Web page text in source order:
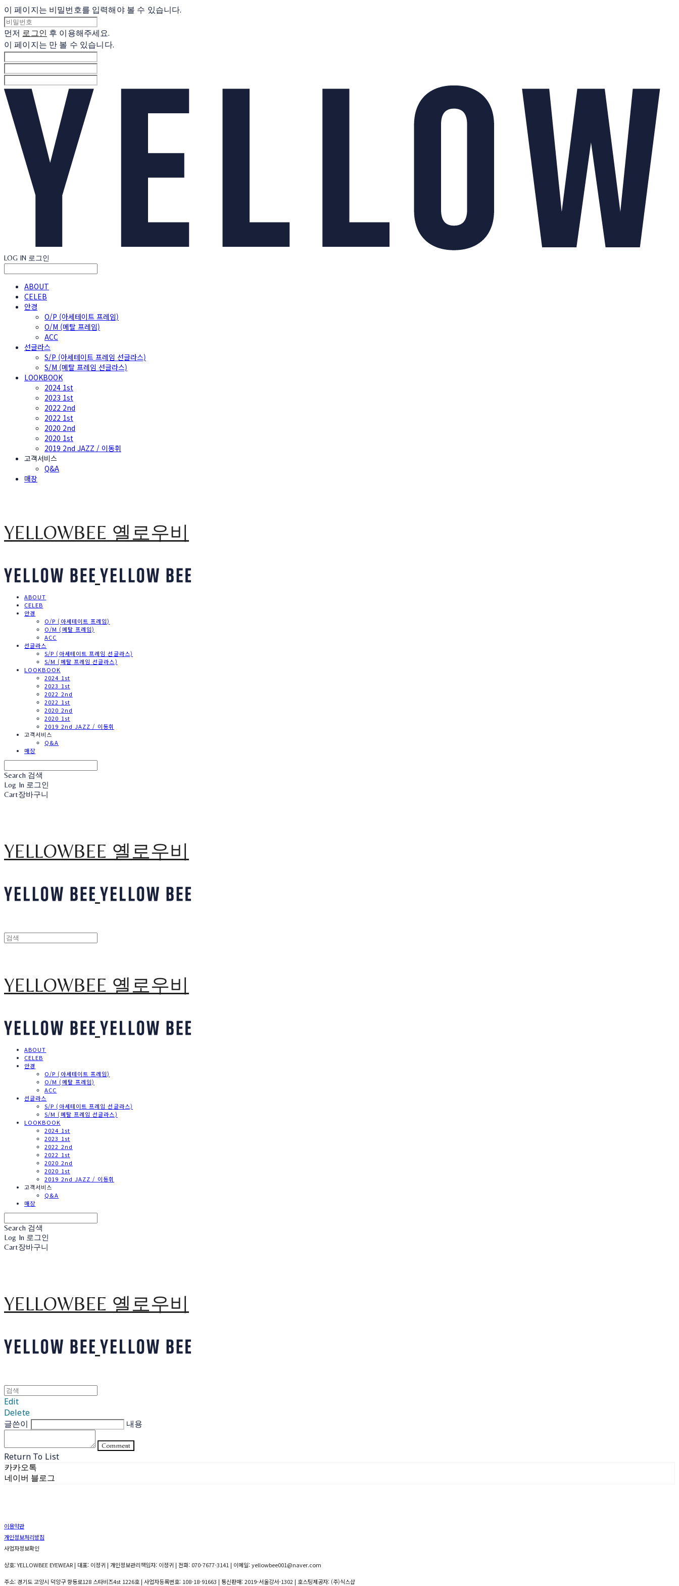
이 페이지는 비밀번호를 입력해야 볼 수 있습니다.
먼저 로그인 후 이용해주세요.
이 페이지는 만 볼 수 있습니다.
LOG IN 로그인
ABOUT
CELEB
안경
O/P (아세테이트 프레임)
O/M (메탈 프레임)
ACC
선글라스
S/P (아세테이트 프레임 선글라스)
S/M (메탈 프레임 선글라스)
LOOKBOOK
2024 1st
2023 1st
2022 2nd
2022 1st
2020 2nd
2020 1st
2019 2nd JAZZ / 이동휘
고객서비스
Q&A
매장
YELLOWBEE 옐로우비
ABOUT
CELEB
안경
O/P (아세테이트 프레임)
O/M (메탈 프레임)
ACC
선글라스
S/P (아세테이트 프레임 선글라스)
S/M (메탈 프레임 선글라스)
LOOKBOOK
2024 1st
2023 1st
2022 2nd
2022 1st
2020 2nd
2020 1st
2019 2nd JAZZ / 이동휘
고객서비스
Q&A
매장
Search 검색
Log In 로그인
Cart장바구니
YELLOWBEE 옐로우비
YELLOWBEE 옐로우비
ABOUT
CELEB
안경
O/P (아세테이트 프레임)
O/M (메탈 프레임)
ACC
선글라스
S/P (아세테이트 프레임 선글라스)
S/M (메탈 프레임 선글라스)
LOOKBOOK
2024 1st
2023 1st
2022 2nd
2022 1st
2020 2nd
2020 1st
2019 2nd JAZZ / 이동휘
고객서비스
Q&A
매장
Search 검색
Log In 로그인
Cart장바구니
YELLOWBEE 옐로우비
Edit
Delete
글쓴이
내용
Comment
Return To List
카카오톡
네이버 블로그
이용약관
개인정보처리방침
사업자정보확인
상호: YELLOWBEE EYEWEAR | 대표: 이정귀 | 개인정보관리책임자: 이정귀 | 전화: 070-7677-3141 | 이메일: yellowbee001@naver.com
주소: 경기도 고양시 덕양구 향동로128 스타비즈4st 1226호 | 사업자등록번호: 108-18-91663 | 통신판매:2019-서울강서-1302 | 호스팅제공자: (주)식스샵